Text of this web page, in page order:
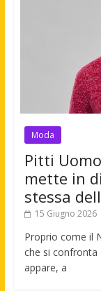
Moda
Pitti
mette in
stessa
15 Giugno 2026
Proprio come il
che si confronta
appare, a